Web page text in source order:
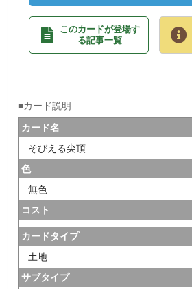
このカードが登場す
る記事一覧
■カード説明
カード名
そびえる尖頂
色
無色
コスト
カードタイプ
土地
サブタイプ